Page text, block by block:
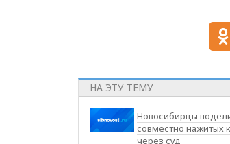
НА ЭТУ ТЕМУ
Новосибирцы
совместно нажитых
через суд